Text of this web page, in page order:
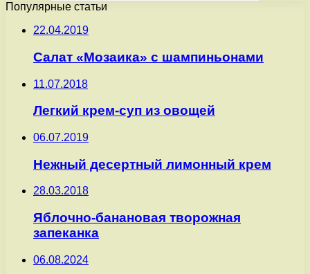
Популярные статьи
22.04.2019
Салат «Мозаика» с шампиньонами
11.07.2018
Легкий крем-суп из овощей
06.07.2019
Нежный десертный лимонный крем
28.03.2018
Яблочно-банановая творожная
запеканка
06.08.2024